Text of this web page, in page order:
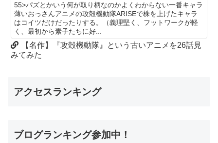
55>パズとかいう何が取り柄なのかよくわからない一番キャラ
薄いおっさんアニメの攻殻機動隊ARISEで株を上げたキャラ
はコイツだけだったりする。（義理堅く、フットワークが軽
く、最初から素子たちに好...
【名作】『攻殻機動隊』という古いアニメを26話見
みてみた
アクセスランキング
ブログランキング参加中！